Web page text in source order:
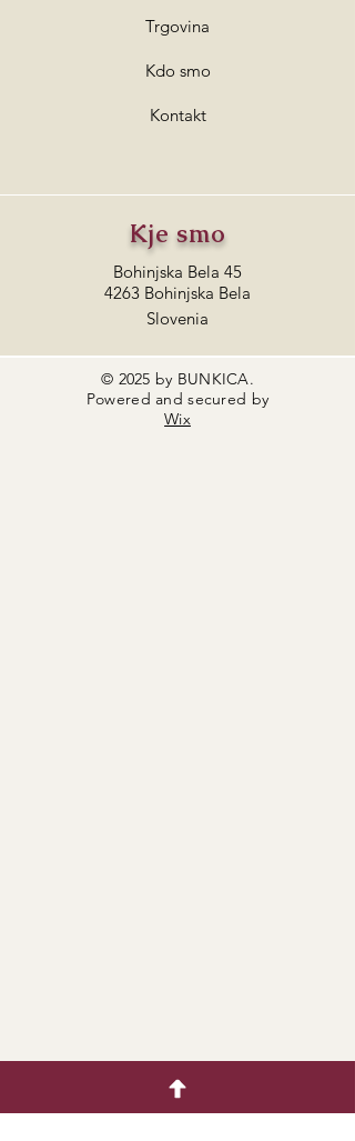
Trgovina
Kdo smo
Kontakt
Kje smo
Bohinjska Bela 45
4263 Bohinjska Bela
Slovenia
© 2025 by BUNKICA.
Powered and secured by
Wix